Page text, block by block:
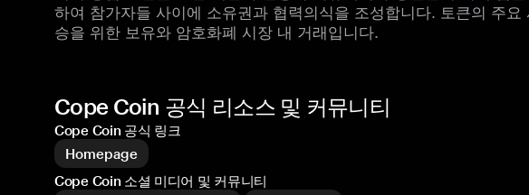
하여 참가자들 사이에 소유권과 협력의식을 조성합니다. 토큰의 주
승을 위한 보유와 암호화폐 시장 내 거래입니다.
Cope Coin 공식 리소스 및 커뮤니티
Cope Coin 공식 링크
Homepage
Cope Coin 소셜 미디어 및 커뮤니티